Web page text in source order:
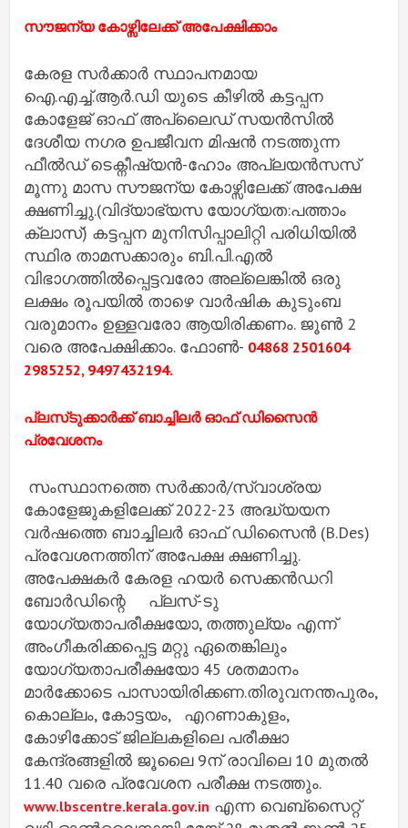
സൗജന്യ കോഴ്സിലേക്ക് അപേക്ഷിക്കാം
കേരള സര്‍ക്കാര്‍ സ്ഥാപനമായ
ഐ.എച്ച്‌.ആര്‍.ഡി യുടെ കീഴില്‍ കട്ടപ്പന
കോളേജ് ഓഫ് അപ്ലൈഡ് സയന്‍സില്‍
ദേശീയ നഗര ഉപജീവന മിഷന്‍ നടത്തുന്ന
ഫീല്‍ഡ് ടെക്നീഷ്യന്‍-ഹോം അപ്ലയന്‍സസ്
മൂന്നു മാസ സൗജന്യ കോഴ്സിലേക്ക് അപേക്ഷ
ക്ഷണിച്ചു.(വിദ്യാഭ്യസ യോഗ്യത:പത്താം
ക്ലാസ്) കട്ടപ്പന മുനിസിപ്പാലിറ്റി പരിധിയില്‍
സ്ഥിര താമസക്കാരും ബി.പി.എല്‍
വിഭാഗത്തില്‍പ്പെട്ടവരോ അല്ലെങ്കില്‍ ഒരു
ലക്ഷം രൂപയില്‍ താഴെ വാര്‍ഷിക കുടുംബ
വരുമാനം ഉള്ളവരോ ആയിരിക്കണം. ജൂണ്‍ 2
വരെ അപേക്ഷിക്കാം. ഫോണ്‍- 04868 2501604
2985252, 9497432194.
പ്ലസ്‌ടുക്കാർക്ക് ബാച്ചിലർ ഓഫ് ഡിസൈൻ
പ്രവേശനം
സംസ്ഥാനത്തെ സർക്കാർ/സ്വാശ്രയ
കോളേജുകളിലേക്ക് 2022-23 അദ്ധ്യയന
വർഷത്തെ ബാച്ചിലർ ഓഫ് ഡിസൈൻ (B.Des)
പ്രവേശനത്തിന് അപേക്ഷ ക്ഷണിച്ചു.
അപേക്ഷകർ കേരള ഹയർ സെക്കൻഡറി
ബോർഡിന്റെ പ്ലസ്-ടു
യോഗ്യതാപരീക്ഷയോ, തത്തുല്യം എന്ന്
അംഗീകരിക്കപ്പെട്ട മറ്റു ഏതെങ്കിലും
യോഗ്യതാപരീക്ഷയോ 45 ശതമാനം
മാർക്കോടെ പാസായിരിക്കണ.തിരുവനന്തപുരം,
കൊല്ലം, കോട്ടയം, എറണാകുളം,
കോഴിക്കോട് ജില്ലകളിലെ പരീക്ഷാ
കേന്ദ്രങ്ങളിൽ ജൂലൈ 9ന് രാവിലെ 10 മുതൽ
11.40 വരെ പ്രവേശന പരീക്ഷ നടത്തും.
www.lbscentre.kerala.gov.in എന്ന വെബ്‌സൈറ്റ്